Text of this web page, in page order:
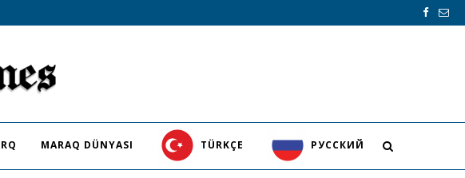
MARAQ DÜNYASI TÜRKÇE PУССКИЙ